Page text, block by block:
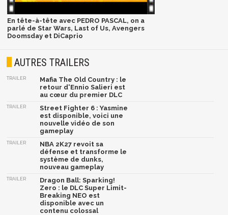
En tête-à-tête avec PEDRO PASCAL, on a
parlé de Star Wars, Last of Us, Avengers
Doomsday et DiCaprio
AUTRES TRAILERS
TRAILER
Mafia The Old Country : le
retour d'Ennio Salieri est
au cœur du premier DLC
TRAILER
Street Fighter 6 : Yasmine
est disponible, voici une
nouvelle vidéo de son
gameplay
TRAILER
NBA 2K27 revoit sa
défense et transforme le
système de dunks,
nouveau gameplay
TRAILER
Dragon Ball: Sparking!
Zero : le DLC Super Limit-
Breaking NEO est
disponible avec un
contenu colossal